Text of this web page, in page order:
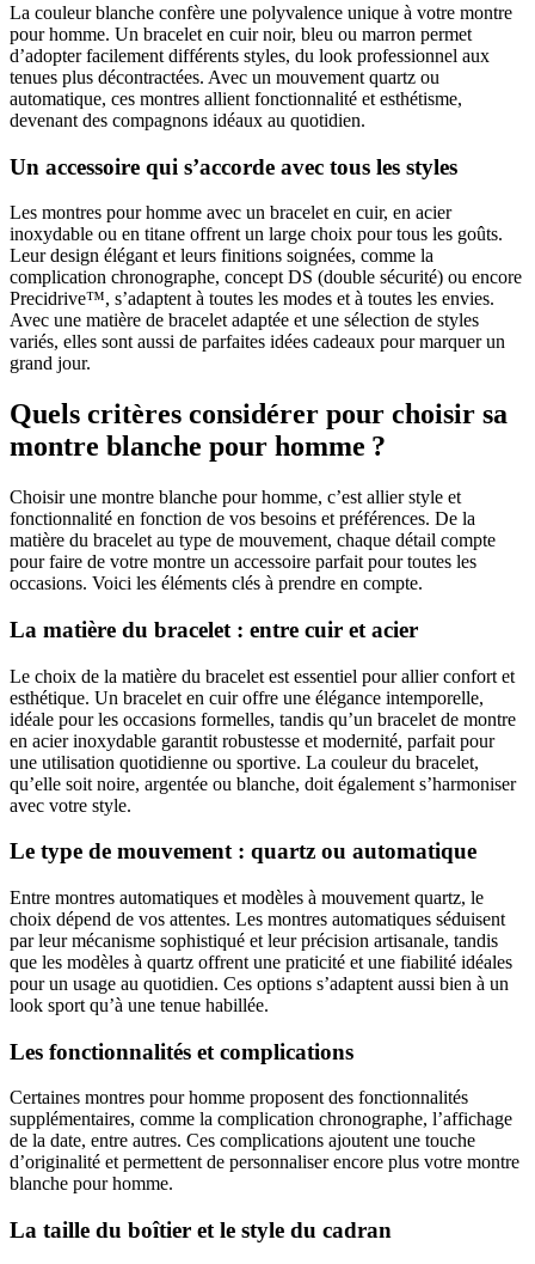
La couleur blanche confère une polyvalence unique à votre montre
pour homme. Un bracelet en cuir noir, bleu ou marron permet
d’adopter facilement différents styles, du look professionnel aux
tenues plus décontractées. Avec un mouvement quartz ou
automatique, ces montres allient fonctionnalité et esthétisme,
devenant des compagnons idéaux au quotidien.
Un accessoire qui s’accorde avec tous les styles
Les montres pour homme avec un bracelet en cuir, en acier
inoxydable ou en titane offrent un large choix pour tous les goûts.
Leur design élégant et leurs finitions soignées, comme la
complication chronographe, concept DS (double sécurité) ou encore
Precidrive™, s’adaptent à toutes les modes et à toutes les envies.
Avec une matière de bracelet adaptée et une sélection de styles
variés, elles sont aussi de parfaites idées cadeaux pour marquer un
grand jour.
Quels critères considérer pour choisir sa
montre blanche pour homme ?
Choisir une montre blanche pour homme, c’est allier style et
fonctionnalité en fonction de vos besoins et préférences. De la
matière du bracelet au type de mouvement, chaque détail compte
pour faire de votre montre un accessoire parfait pour toutes les
occasions. Voici les éléments clés à prendre en compte.
La matière du bracelet : entre cuir et acier
Le choix de la matière du bracelet est essentiel pour allier confort et
esthétique. Un bracelet en cuir offre une élégance intemporelle,
idéale pour les occasions formelles, tandis qu’un bracelet de montre
en acier inoxydable garantit robustesse et modernité, parfait pour
une utilisation quotidienne ou sportive. La couleur du bracelet,
qu’elle soit noire, argentée ou blanche, doit également s’harmoniser
avec votre style.
Le type de mouvement : quartz ou automatique
Entre montres automatiques et modèles à mouvement quartz, le
choix dépend de vos attentes. Les montres automatiques séduisent
par leur mécanisme sophistiqué et leur précision artisanale, tandis
que les modèles à quartz offrent une praticité et une fiabilité idéales
pour un usage au quotidien. Ces options s’adaptent aussi bien à un
look sport qu’à une tenue habillée.
Les fonctionnalités et complications
Certaines montres pour homme proposent des fonctionnalités
supplémentaires, comme la complication chronographe, l’affichage
de la date, entre autres. Ces complications ajoutent une touche
d’originalité et permettent de personnaliser encore plus votre montre
blanche pour homme.
La taille du boîtier et le style du cadran